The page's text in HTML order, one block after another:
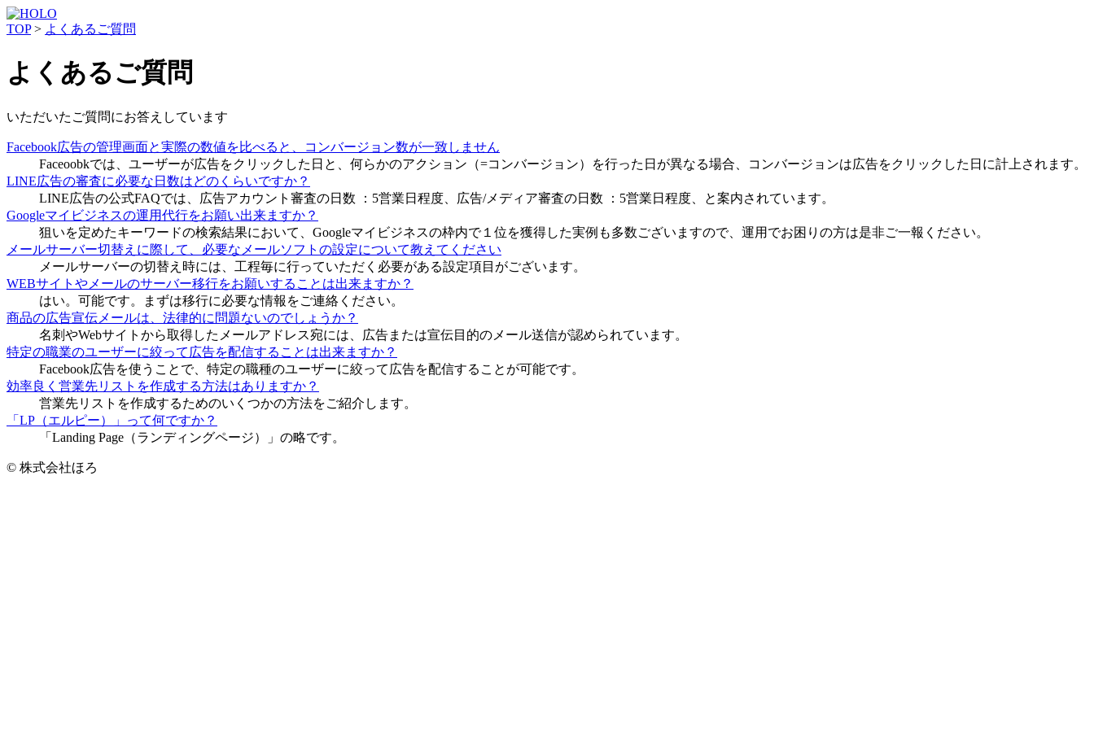
TOP> よくあるご質問
よくあるご質問
いただいたご質問にお答えしています
Facebook広告の管理画面と実際の数値を比べると、コンバージョン数が一致しません
Faceoobkでは、ユーザーが広告をクリックした日と、何らかのアクション（=コンバージョン）を行った日が異なる場合、コンバージョンは広告をクリックした日に計上されます。
LINE広告の審査に必要な日数はどのくらいですか？
LINE広告の公式FAQでは、広告アカウント審査の日数 ：5営業日程度、広告/メディア審査の日数 ：5営業日程度、と案内されています。
Googleマイビジネスの運用代行をお願い出来ますか？
狙いを定めたキーワードの検索結果において、Googleマイビジネスの枠内で１位を獲得した実例も多数ございますので、運用でお困りの方は是非ご一報ください。
メールサーバー切替えに際して、必要なメールソフトの設定について教えてください
メールサーバーの切替え時には、工程毎に行っていただく必要がある設定項目がございます。
WEBサイトやメールのサーバー移行をお願いすることは出来ますか？
はい。可能です。まずは移行に必要な情報をご連絡ください。
商品の広告宣伝メールは、法律的に問題ないのでしょうか？
名刺やWebサイトから取得したメールアドレス宛には、広告または宣伝目的のメール送信が認められています。
特定の職業のユーザーに絞って広告を配信することは出来ますか？
Facebook広告を使うことで、特定の職種のユーザーに絞って広告を配信することが可能です。
効率良く営業先リストを作成する方法はありますか？
営業先リストを作成するためのいくつかの方法をご紹介します。
「LP（エルピー）」って何ですか？
「Landing Page（ランディングページ）」の略です。
© 株式会社ほろ